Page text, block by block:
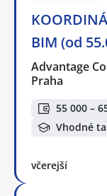
BIM (od
Advantage
Praha
55 000 –
Vhodné
včerejší